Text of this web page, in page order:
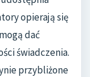
opierają się
dać
świadczenia.
przybliżone